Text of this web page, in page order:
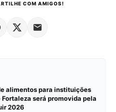
COM AMIGOS!
alimentos para instituições
será promovida pela
2026